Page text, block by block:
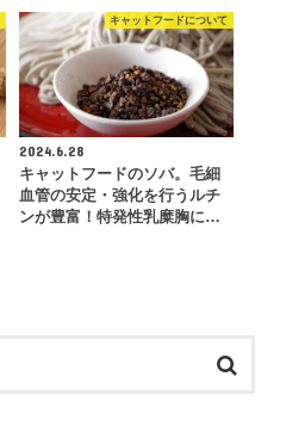
キャットフードについて
2024.6.28
キャットフードのソバ。毛細
血管の安定・強化を行うルチ
ンが豊富！特発性乳糜胸に…